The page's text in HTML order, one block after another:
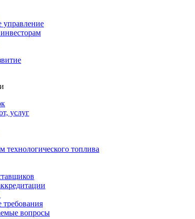
управление
услуг
технологического топлива
требования
вопросы